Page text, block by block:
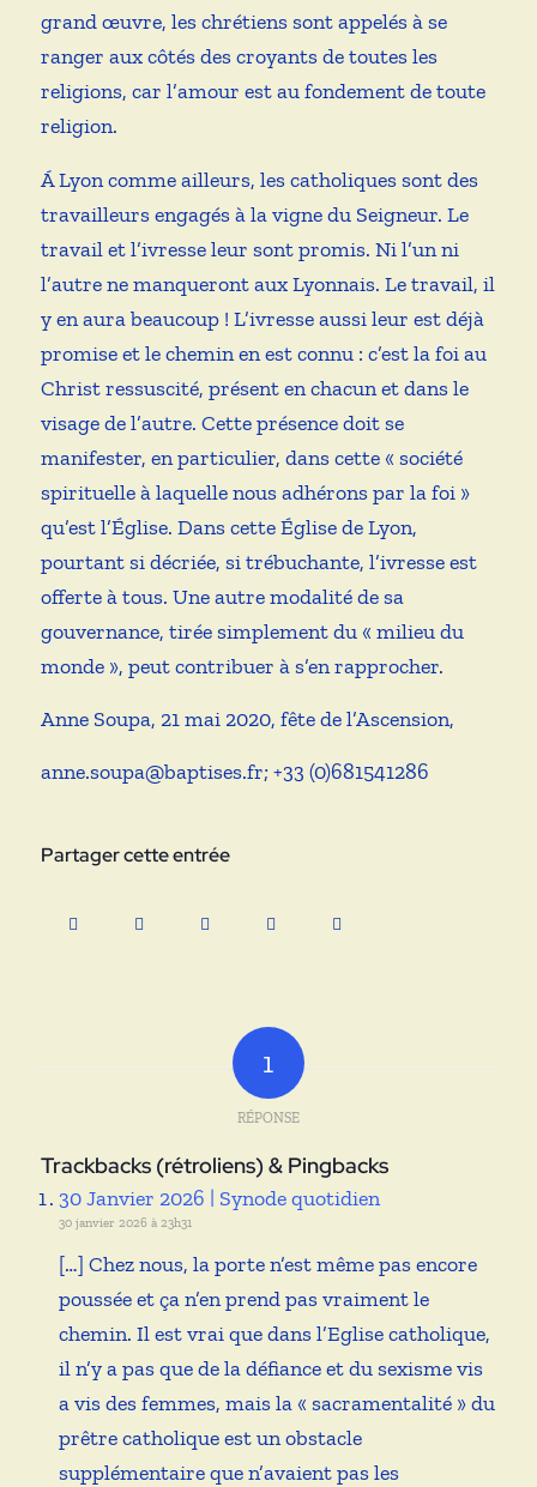
grand œuvre, les chrétiens sont appelés à se
ranger aux côtés des croyants de toutes les
religions, car l’amour est au fondement de toute
religion.
Á Lyon comme ailleurs, les catholiques sont des
travailleurs engagés à la vigne du Seigneur. Le
travail et l’ivresse leur sont promis. Ni l’un ni
l’autre ne manqueront aux Lyonnais. Le travail, il
y en aura beaucoup ! L’ivresse aussi leur est déjà
promise et le chemin en est connu : c’est la foi au
Christ ressuscité, présent en chacun et dans le
visage de l’autre. Cette présence doit se
manifester, en particulier, dans cette « société
spirituelle à laquelle nous adhérons par la foi »
qu’est l’Église. Dans cette Église de Lyon,
pourtant si décriée, si trébuchante, l’ivresse est
offerte à tous. Une autre modalité de sa
gouvernance, tirée simplement du « milieu du
monde », peut contribuer à s’en rapprocher.
Anne Soupa, 21 mai 2020, fête de l’Ascension,
anne.soupa@baptises.fr; +33 (0)681541286
Partager cette entrée
1
RÉPONSE
Trackbacks (rétroliens) & Pingbacks
30 Janvier 2026 | Synode quotidien
30 janvier 2026 à 23h31
[…] Chez nous, la porte n’est même pas encore
poussée et ça n’en prend pas vraiment le
chemin. Il est vrai que dans l’Eglise catholique,
il n’y a pas que de la défiance et du sexisme vis
a vis des femmes, mais la « sacramentalité » du
prêtre catholique est un obstacle
supplémentaire que n’avaient pas les